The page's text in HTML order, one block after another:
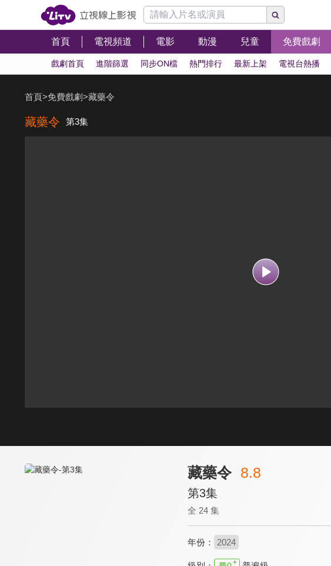
首頁 電視頻道 電影 動漫 兒童 免費戲劇
戲劇首頁 進階篩選 同步ON檔 熱門排行 最新上架 電視台熱播
首頁>免費戲劇>藏藥令
藏藥令 第3集
藏藥令 8.8
第3集
全 24 集
年份： 2024